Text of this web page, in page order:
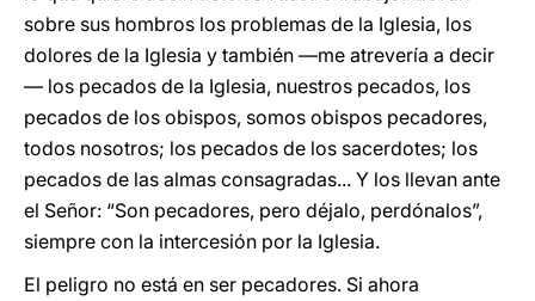
sobre sus hombros los problemas de la Iglesia, los
dolores de la Iglesia y también —me atrevería a decir
— los pecados de la Iglesia, nuestros pecados, los
pecados de los obispos, somos obispos pecadores,
todos nosotros; los pecados de los sacerdotes; los
pecados de las almas consagradas... Y los llevan ante
el Señor: “Son pecadores, pero déjalo, perdónalos”,
siempre con la intercesión por la Iglesia.
El peligro no está en ser pecadores. Si ahora